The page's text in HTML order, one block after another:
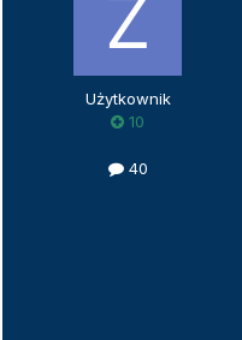
Użytkownik
10
40